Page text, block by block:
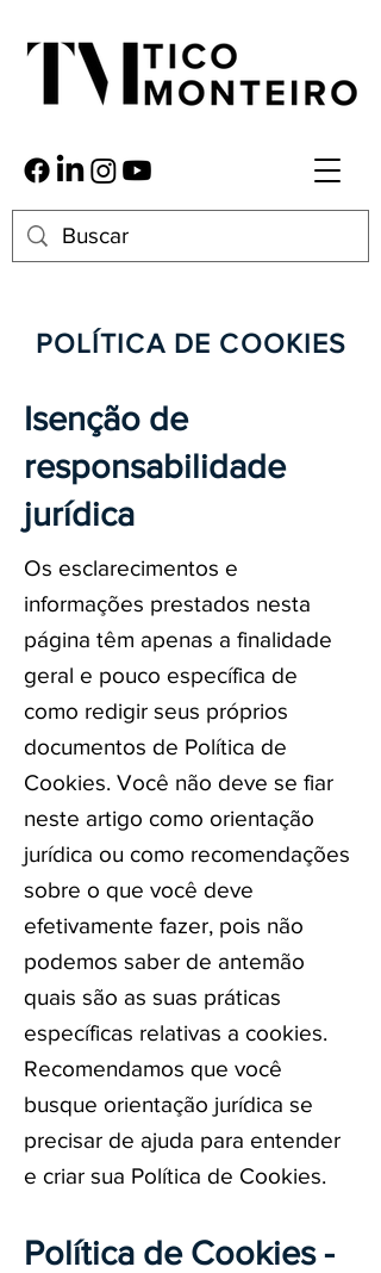
POLÍTICA DE COOKIES
Isenção de
responsabilidade
jurídica
Os esclarecimentos e
informações prestados nesta
página têm apenas a finalidade
geral e pouco específica de
como redigir seus próprios
documentos de Política de
Cookies. Você não deve se fiar
neste artigo como orientação
jurídica ou como recomendações
sobre o que você deve
efetivamente fazer, pois não
podemos saber de antemão
quais são as suas práticas
específicas relativas a cookies.
Recomendamos que você
busque orientação jurídica se
precisar de ajuda para entender
e criar sua Política de Cookies.
Política de Cookies -